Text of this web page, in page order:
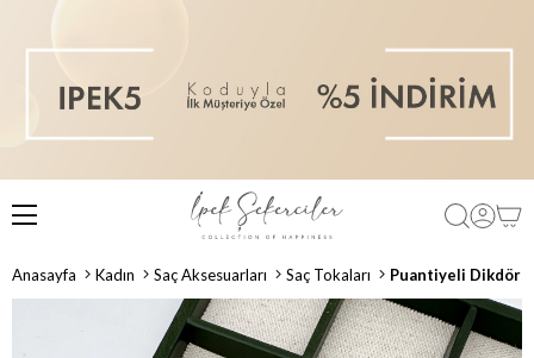
Anasayfa Kadın Saç Aksesuarları Saç Tokaları Puantiyeli